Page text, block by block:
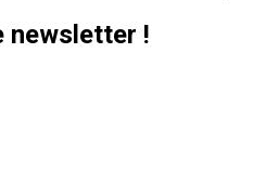
newsletter !